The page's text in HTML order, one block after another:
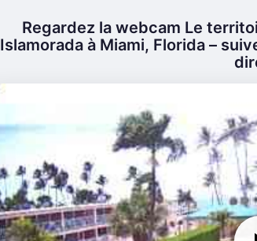
Regardez la webcam Le
Islamorada à Miami, Florida –